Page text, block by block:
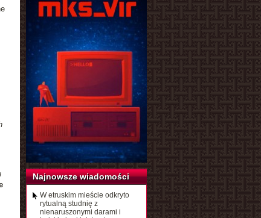
Najnowsze wiadomości
W etruskim mieście odkryto
rytualną studnię z
nienaruszonymi darami i